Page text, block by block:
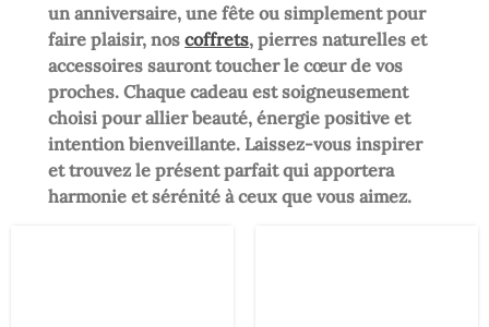
un anniversaire, une fête ou simplement pour
faire plaisir, noscoffrets, pierres naturelles et
accessoires sauront toucher le cœur de vos
proches. Chaque cadeau est soigneusement
choisi pour allier beauté, énergie positive et
intention bienveillante. Laissez-vous inspirer
et trouvez le présent parfait qui apportera
harmonie et sérénité à ceux que vous aimez.